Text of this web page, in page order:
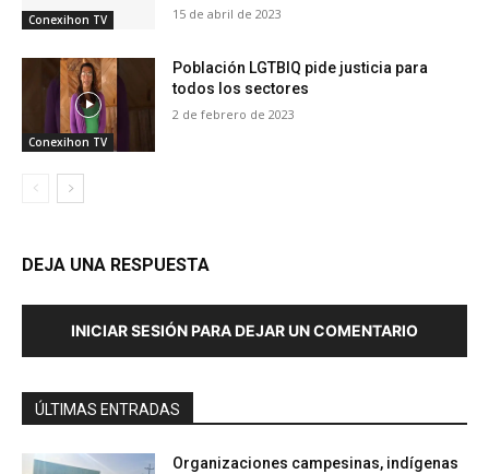
Conexihon TV 15 de abril de 2023
Conexihon TV
Población LGTBIQ pide justicia para
todos los sectores
2 de febrero de 2023
DEJA UNA RESPUESTA
INICIAR SESIÓN PARA DEJAR UN COMENTARIO
ÚLTIMAS ENTRADAS
Organizaciones campesinas, indígenas